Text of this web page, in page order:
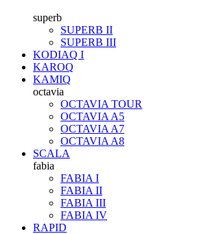
superb
SUPERB II
SUPERB III
KODIAQ I
KAROQ
KAMIQ
octavia
OCTAVIA TOUR
OCTAVIA A5
OCTAVIA A7
OCTAVIA A8
SCALA
fabia
FABIA I
FABIA II
FABIA III
FABIA IV
RAPID